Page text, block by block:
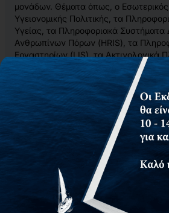
μονάδων. Θέματα όπως, ο Εσωτερικός
Υγειονομικής Πολιτικής, τα
Υγείας, τα Πληροφοριακά Συστήματα
Ανθρωπίνων Πόρων (HRIS), τα
Εργαστηρίων (LIS), τα Ακτινολογικά
Συστήματα (RIS), τα Συστήματα
Αρχειοθέτησης Ιατρικών Εικόνων
Ηλεκτρονικής Συνταγογράφησης, τα
Συστήματα Διαχείρισης
Πληροφοριακά Συστήματα
Αναλώσιμων στις Νοσοκομειακές
εντός του βιβλίου.
Σχετικά